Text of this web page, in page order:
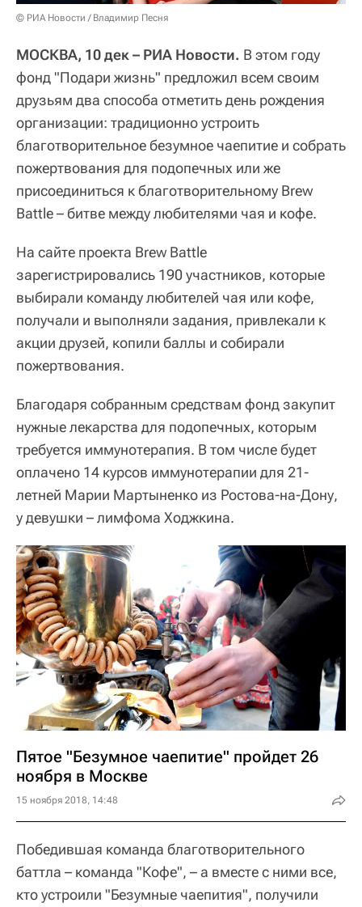
© РИА Новости / Владимир Песня
МОСКВА, 10 дек – РИА Новости. В этом году
фонд "Подари жизнь" предложил всем своим
друзьям два способа отметить день рождения
организации: традиционно устроить
благотворительное безумное чаепитие и собрать
пожертвования для подопечных или же
присоединиться к благотворительному Brew
Battle – битве между любителями чая и кофе.
На сайте проекта Brew Battle
зарегистрировались 190 участников, которые
выбирали команду любителей чая или кофе,
получали и выполняли задания, привлекали к
акции друзей, копили баллы и собирали
пожертвования.
Благодаря собранным средствам фонд закупит
нужные лекарства для подопечных, которым
требуется иммунотерапия. В том числе будет
оплачено 14 курсов иммунотерапии для 21-
летней Марии Мартыненко из Ростова-на-Дону,
у девушки – лимфома Ходжкина.
Пятое "Безумное чаепитие" пройдет 26
ноября в Москве
15 ноября 2018, 14:48
Победившая команда благотворительного
баттла – команда "Кофе", – а вместе с ними все,
кто устроили "Безумные чаепития", получили